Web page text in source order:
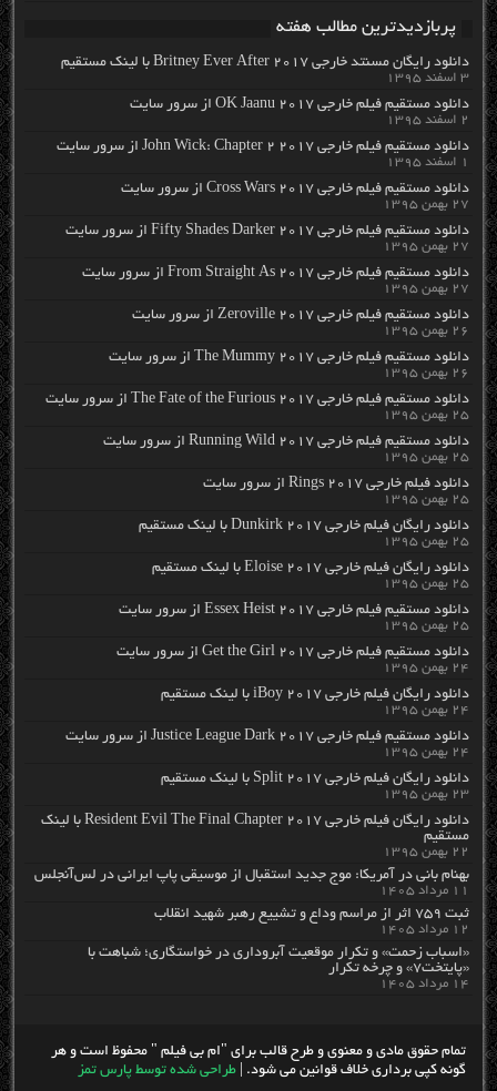
پربازدیدترین مطالب هفته
دانلود رایگان مسنتد خارجی Britney Ever After 2017 با لینک مستقیم
۳ اسفند ۱۳۹۵
دانلود مستقیم فیلم خارجی OK Jaanu 2017 از سرور سایت
۲ اسفند ۱۳۹۵
دانلود مستقیم فیلم خارجی John Wick: Chapter 2 2017 از سرور سایت
۱ اسفند ۱۳۹۵
دانلود مستقیم فیلم خارجی Cross Wars 2017 از سرور سایت
۲۷ بهمن ۱۳۹۵
دانلود مستقیم فیلم خارجی Fifty Shades Darker 2017 از سرور سایت
۲۷ بهمن ۱۳۹۵
دانلود مستقیم فیلم خارجی From Straight As 2017 از سرور سایت
۲۷ بهمن ۱۳۹۵
دانلود مستقیم فیلم خارجی Zeroville 2017 از سرور سایت
۲۶ بهمن ۱۳۹۵
دانلود مستقیم فیلم خارجی The Mummy 2017 از سرور سایت
۲۶ بهمن ۱۳۹۵
دانلود مستقیم فیلم خارجی The Fate of the Furious 2017 از سرور سایت
۲۵ بهمن ۱۳۹۵
دانلود مستقیم فیلم خارجی Running Wild 2017 از سرور سایت
۲۵ بهمن ۱۳۹۵
دانلود فیلم خارجی Rings 2017 از سرور سایت
۲۵ بهمن ۱۳۹۵
دانلود رایگان فیلم خارجی Dunkirk 2017 با لینک مستقیم
۲۵ بهمن ۱۳۹۵
دانلود رایگان فیلم خارجی Eloise 2017 با لینک مستقیم
۲۵ بهمن ۱۳۹۵
دانلود مستقیم فیلم خارجی Essex Heist 2017 از سرور سایت
۲۵ بهمن ۱۳۹۵
دانلود مستقیم فیلم خارجی Get the Girl 2017 از سرور سایت
۲۴ بهمن ۱۳۹۵
دانلود رایگان فیلم خارجی iBoy 2017 با لینک مستقیم
۲۴ بهمن ۱۳۹۵
دانلود مستقیم فیلم خارجی Justice League Dark 2017 از سرور سایت
۲۴ بهمن ۱۳۹۵
دانلود رایگان فیلم خارجی Split 2017 با لینک مستقیم
۲۳ بهمن ۱۳۹۵
دانلود رایگان فیلم خارجی Resident Evil The Final Chapter 2017 با لینک
مستقیم
۲۲ بهمن ۱۳۹۵
بهنام بانی در آمریکا: موج جدید استقبال از موسیقی پاپ ایرانی در لس‌آنجلس
۱۱ مرداد ۱۴۰۵
ثبت ۷۵۹ اثر از مراسم وداع و تشییع رهبر شهید انقلاب
۱۲ مرداد ۱۴۰۵
«اسباب زحمت» و تکرار موقعیت آبروداری در خواستگاری؛ شباهت با
«پایتخت۷» و چرخه تکرار
۱۴ مرداد ۱۴۰۵
تمام حقوق مادی و معنوی و طرح قالب برای "ام بی فیلم " محفوظ است و هر
گونه کپی برداری خلاف قوانین می شود. |طراحی شده توسط پارس تمز